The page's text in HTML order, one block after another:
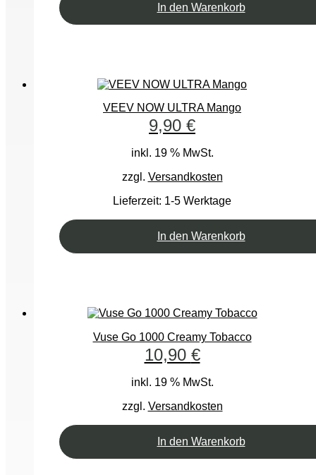
In den Warenkorb
VEEV NOW ULTRA Mango
9,90 €
inkl. 19 % MwSt.
zzgl. Versandkosten
Lieferzeit: 1-5 Werktage
In den Warenkorb
Vuse Go 1000 Creamy Tobacco
10,90 €
inkl. 19 % MwSt.
zzgl. Versandkosten
In den Warenkorb